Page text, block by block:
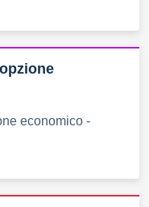
economico -